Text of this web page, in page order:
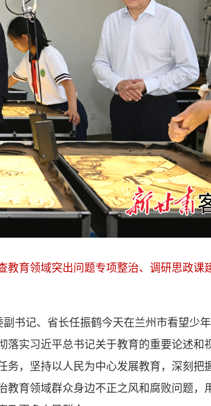
育领域突出问题专项整治、调研思政课
副书记、省长任振鹤今天在兰州市看望少
实习近平总书记关于教育的重要论述和
，坚持以人民为中心发展教育，深刻把
育领域群众身边不正之风和腐败问题，